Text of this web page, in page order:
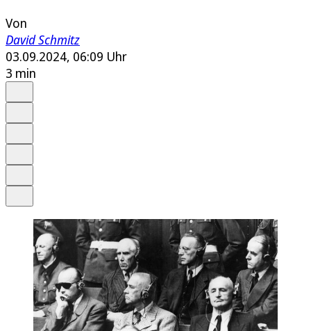
Von
David Schmitz
03.09.2024, 06:09 Uhr
3 min